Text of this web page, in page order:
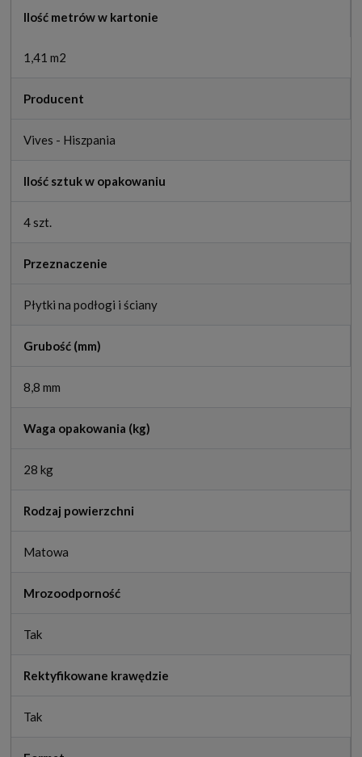
Ilość metrów w kartonie
1,41 m2
Producent
Vives - Hiszpania
Ilość sztuk w opakowaniu
4 szt.
Przeznaczenie
Płytki na podłogi i ściany
Grubość (mm)
8,8 mm
Waga opakowania (kg)
28 kg
Rodzaj powierzchni
Matowa
Mrozoodporność
Tak
Rektyfikowane krawędzie
Tak